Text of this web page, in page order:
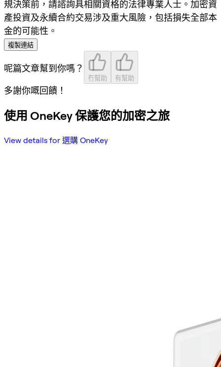
規決策前，請諮詢具相關資格的法律專業人士。加密資
產投資及永續合約交易涉及重大風險，包括損失全部本
金的可能性。
複製連結
呢篇文章幫到你嗎？
冇幫助 有幫助
多謝你嘅回饋！
使用 OneKey 保護您的加密之旅
View details for 選購 OneKey